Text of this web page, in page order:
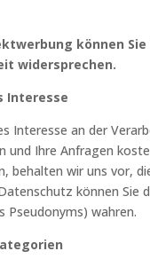
können
widersprechen.
Interesse
Interesse an der
und Ihre Anfragen
behalten wir uns vor,
können Sie
Pseudonyms) wahren.